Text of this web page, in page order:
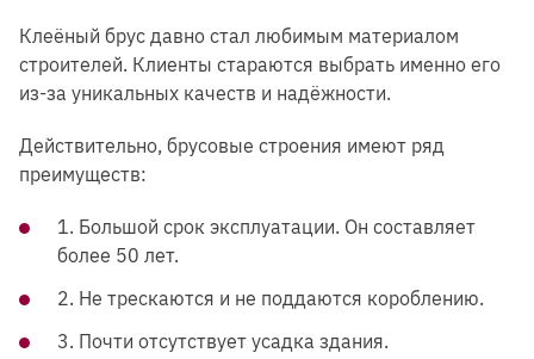
Клеёный брус давно стал любимым материалом
строителей. Клиенты стараются выбрать именно его
из-за уникальных качеств и надёжности.
Действительно, брусовые строения имеют ряд
преимуществ:
1. Большой срок эксплуатации. Он составляет
более 50 лет.
2. Не трескаются и не поддаются короблению.
3. Почти отсутствует усадка здания.